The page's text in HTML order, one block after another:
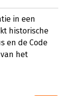
in een
historische
en de Code
het